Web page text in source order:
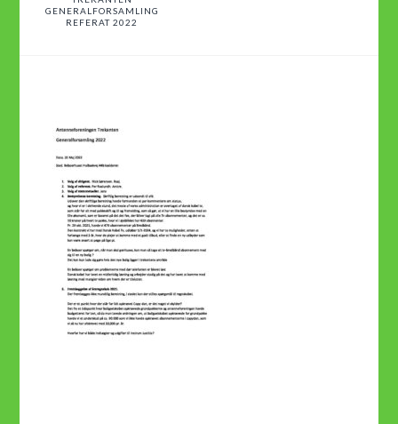
GENERALFORSAMLING
REFERAT 2022